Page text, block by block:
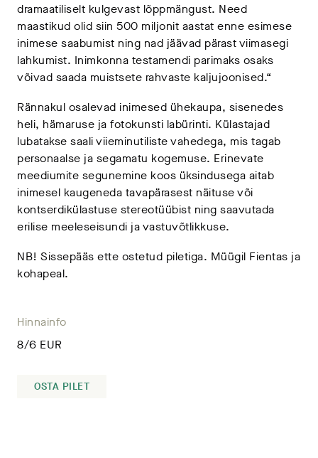
dramaatiliselt kulgevast lõppmängust. Need
maastikud olid siin 500 miljonit aastat enne esimese
inimese saabumist ning nad jäävad pärast viimasegi
lahkumist. Inimkonna testamendi parimaks osaks
võivad saada muistsete rahvaste kaljujoonised.“
Rännakul osalevad inimesed ühekaupa, sisenedes
heli, hämaruse ja fotokunsti labürinti. Külastajad
lubatakse saali viieminutiliste vahedega, mis tagab
personaalse ja segamatu kogemuse. Erinevate
meediumite segunemine koos üksindusega aitab
inimesel kaugeneda tavapärasest näituse või
kontserdikülastuse stereotüübist ning saavutada
erilise meeleseisundi ja vastuvõtlikkuse.
NB! Sissepääs ette ostetud piletiga. Müügil Fientas ja
kohapeal.
Hinnainfo
8/6 EUR
OSTA PILET